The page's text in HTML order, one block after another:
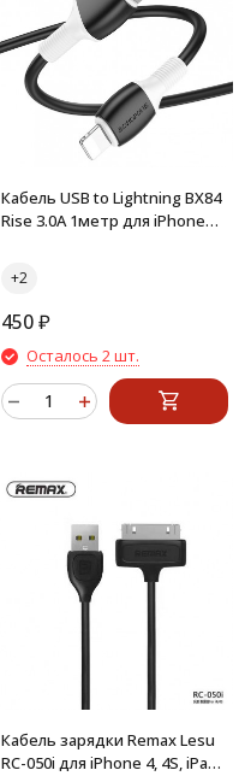
Кабель USB to Lightning BX84
Rise 3.0A 1метр для iPhone
450₽
Осталось 2 шт.
Кабель зарядки Remax Lesu
RC-050i для iPhone 4, 4S, iPad